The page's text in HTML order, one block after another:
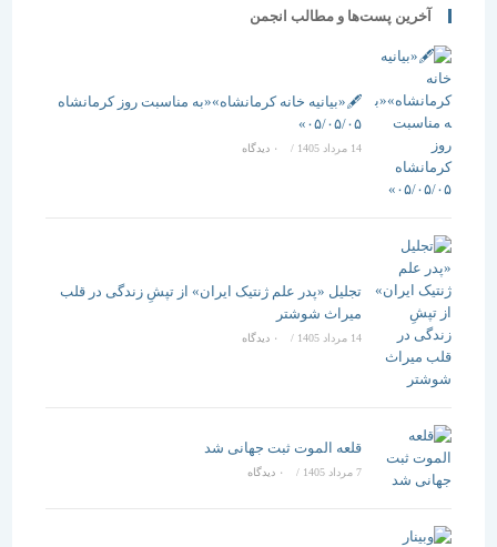
آخرین پست‌ها و مطالب انجمن
🖋️«بیانیه خانه کرمانشاه»«به مناسبت روز کرمانشاه
۰۵/۰۵/۰۵»
/ ۰ دیدگاه
تجلیل «پدر علم ژنتیک ایران» از تپشِ زندگی در قلب
میراث شوشتر
14 مرداد 1405 / ۰ دیدگاه
قلعه الموت ثبت جهانی شد
/ ۰ دیدگاه